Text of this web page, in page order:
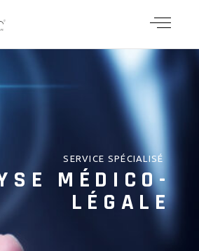
SERVICE SPÉCIALISÉ
MÉDICO-
LÉGALE